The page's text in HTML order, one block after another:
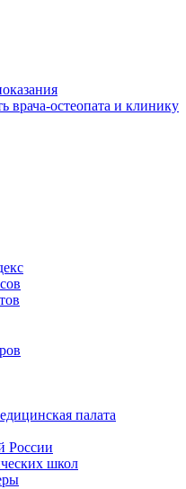
врача-остеопата и клинику
палата
России
школ